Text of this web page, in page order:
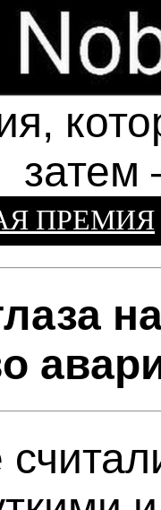
затем
ПРЕМИЯ